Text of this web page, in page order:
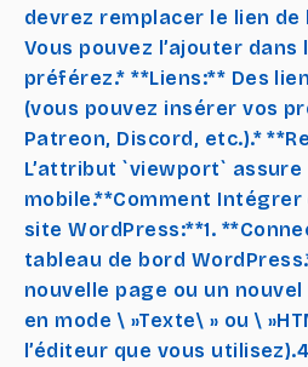
devrez remplacer le lien de
Vous pouvez l’ajouter
préférez.* **Liens:** Des
(vous pouvez insérer vos
Patreon, Discord, etc.).*
L’attribut `viewport`
mobile.**Comment
site WordPress:**1.
tableau de bord
nouvelle page ou un
en mode \ »Texte\ » ou \
l’éditeur que vous